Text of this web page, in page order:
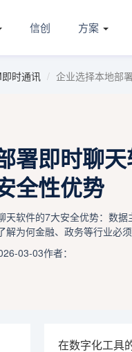
信创 方案
即时通讯 企业选择本地部
署即时聊
全性优势
天软件的7大安全优势：数
为何金融、政务等行业必须
03-03作者：
在数字化工具